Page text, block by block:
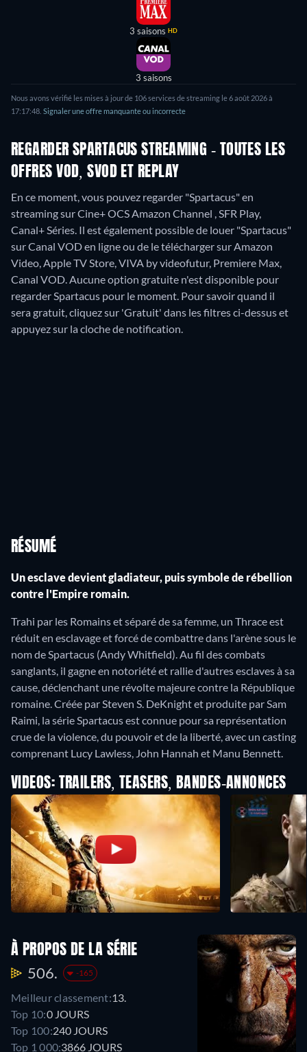
3 saisons HD
3 saisons
Nous avons vérifié les mises à jour de 106services de streaming le6 août 2026à
17:17:48 Signaler une offre manquante ou incorrecte
REGARDER SPARTACUS STREAMING - TOUTES LES
OFFRES VOD, SVOD ET REPLAY
En ce moment, vous pouvez regarder "Spartacus" en
streaming sur Cine+ OCS Amazon Channel , SFR Play,
Canal+ Séries. Il est également possible de louer "Spartacus"
sur Canal VOD en ligne ou de le télécharger sur Amazon
Video, Apple TV Store, VIVA by videofutur, Premiere Max,
Canal VOD.Aucune option gratuite n'est disponible pour
regarder Spartacus pour le moment. Pour savoir quand il
sera gratuit, cliquez sur 'Gratuit' dans les filtres ci-dessus et
appuyez sur la cloche de notification.
RÉSUMÉ
Un esclave devient gladiateur, puis symbole de rébellion
contre l'Empire romain.
Trahi par les Romains et séparé de sa femme, un Thrace est
réduit en esclavage et forcé de combattre dans l'arène sous le
nom de Spartacus (Andy Whitfield). Au fil des combats
sanglants, il gagne en notoriété et rallie d'autres esclaves à sa
cause, déclenchant une révolte majeure contre la République
romaine. Créée par Steven S. DeKnight et produite par Sam
Raimi, la série Spartacus est connue pour sa représentation
crue de la violence, du pouvoir et de la liberté, avec un casting
comprenant Lucy Lawless, John Hannah et Manu Bennett.
VIDEOS: TRAILERS, TEASERS, BANDES-ANNONCES
À PROPOS DE LA SÉRIE
506. -165
Meilleur classement:13.
Top 10:0 JOURS
Top 100:240 JOURS
Top 1 000:3866 JOURS